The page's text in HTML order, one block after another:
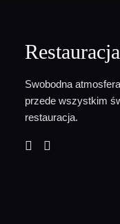
Swobodna
przede wszystkim
restauracja.